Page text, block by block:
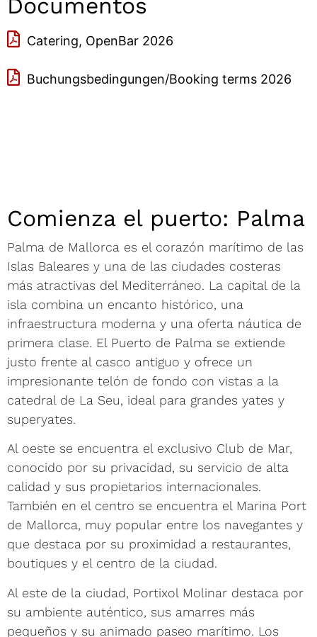
Documentos
Catering, OpenBar 2026
Buchungsbedingungen/Booking terms 2026
Comienza el puerto: Palma
Palma de Mallorca es el corazón marítimo de las
Islas Baleares y una de las ciudades costeras
más atractivas del Mediterráneo. La capital de la
isla combina un encanto histórico, una
infraestructura moderna y una oferta náutica de
primera clase. El Puerto de Palma se extiende
justo frente al casco antiguo y ofrece un
impresionante telón de fondo con vistas a la
catedral de La Seu, ideal para grandes yates y
superyates.
Al oeste se encuentra el exclusivo Club de Mar,
conocido por su privacidad, su servicio de alta
calidad y sus propietarios internacionales.
También en el centro se encuentra el Marina Port
de Mallorca, muy popular entre los navegantes y
que destaca por su proximidad a restaurantes,
boutiques y el centro de la ciudad.
Al este de la ciudad, Portixol Molinar destaca por
su ambiente auténtico, sus amarres más
pequeños y su animado paseo marítimo. Los